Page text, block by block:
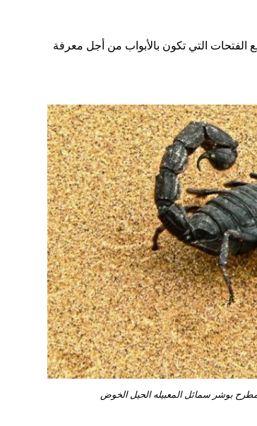
التي تكون بالأبواب من أجل معرفة
بوشر سمائل المعبيله الحيل الخوض